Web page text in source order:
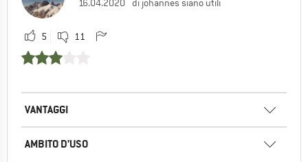
16.04.2020 di johannes siano utili
5 11
VANTAGGI
AMBITO D’USO